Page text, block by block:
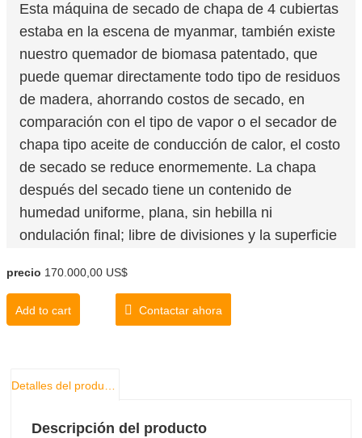
Esta máquina de secado de chapa de 4 cubiertas
estaba en la escena de myanmar, también existe
nuestro quemador de biomasa patentado, que
puede quemar directamente todo tipo de residuos
de madera, ahorrando costos de secado, en
comparación con el tipo de vapor o el secador de
chapa tipo aceite de conducción de calor, el costo
de secado se reduce enormemente. La chapa
después del secado tiene un contenido de
humedad uniforme, plana, sin hebilla ni
ondulación final; libre de divisiones y la superficie
Espesor de la chapa (mm): 0.8-8
Capacidad de secado (m³/h): 3-4.8
Contenido de agua terminada (%):10
precio 170.000,00 US$
Add to cart Contactar ahora
Detalles del producto
Descripción del producto